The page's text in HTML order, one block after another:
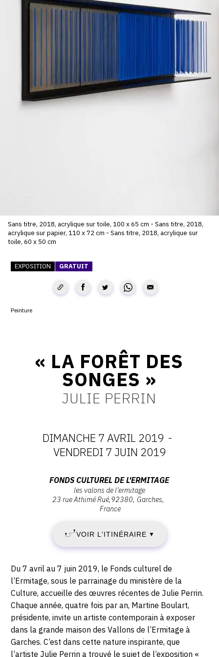
SERVICES
CRÉER SON CATALOGUE RAISONNÉ
ABONNEMENTS DÉDIÉS AUX GALERISTES
CRÉER SON SITE ARTISTE
CRÉER SON CATALOGUE D'EXPO
CONTACT
FACEBOOK
TWITTER
PINTEREST
Sans titre, 2018, acrylique sur toile, 100 x 65 cm - Sans titre, 2018,
acrylique sur papier, 110 x 72 cm - Sans titre, 2018, acrylique sur
toile, 60 x 50 cm
EXPOSITION GRATUIT
Peinture
« LA FORÊT DES
SONGES »
JULIE PERRIN
DATES
:
DIMANCHE
7
AVRIL
2019
-
VENDREDI
7
JUIN
DIMANCHE 7 AVRIL 2019 -
VENDREDI 7 JUIN 2019
Valons
de
l’Ermitage,
92380
Garches
FONDS CULTUREL DE L'ERMITAGE
les valons de l’ermitage
23 rue Athimé Rué 92380 Garches
France
VOIR L'ITINÉRAIRE ▼
Description,
horaires...
Du 7 avril au 7 juin 2019, le Fonds culturel de
l’Ermitage, sous le parrainage du ministère de la
Culture, accueille des œuvres récentes de Julie Perrin.
Chaque année, quatre fois par an, Martine Boulart,
présidente, invite un artiste contemporain à exposer
dans la grande maison des Vallons de l’Ermitage à
Garches. C’est dans cette nature inspirante, que
l’artiste Julie Perrin a trouvé le sujet de l’exposition «